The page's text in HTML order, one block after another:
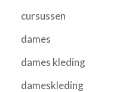
cursussen
dames
dames kleding
dameskleding